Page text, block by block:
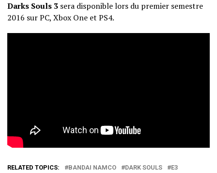
Darks Souls 3 sera disponible lors du premier semestre
2016 sur PC, Xbox One et PS4.
RELATED TOPICS: BANDAI NAMCO DARK SOULS
E3